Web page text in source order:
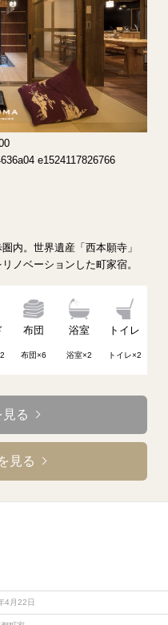
e1524117826766
内。世界遺産「西本願寺」
ノベーションした町家宿。
布団
布団×6
浴室
浴室×2
トイレ
トイレ×2
る
見る
4月22日